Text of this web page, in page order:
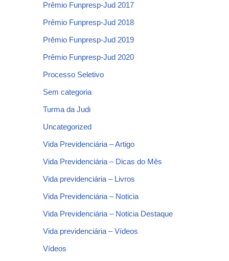
Prêmio Funpresp-Jud 2017
Prêmio Funpresp-Jud 2018
Prêmio Funpresp-Jud 2019
Prêmio Funpresp-Jud 2020
Processo Seletivo
Sem categoria
Turma da Judi
Uncategorized
Vida Previdenciária – Artigo
Vida Previdenciária – Dicas do Mês
Vida previdenciária – Livros
Vida Previdenciária – Noticia
Vida Previdenciária – Noticia Destaque
Vida previdenciária – Vídeos
Vídeos